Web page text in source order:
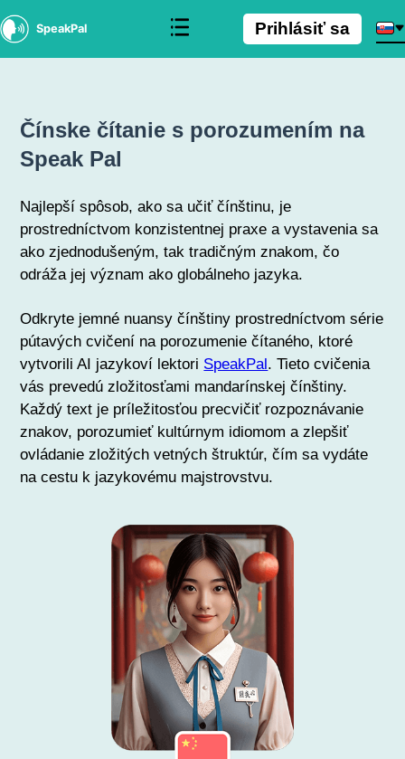
SpeakPal Prihlásiť sa
Čínske čítanie s porozumením na
Speak Pal
Najlepší spôsob, ako sa učiť čínštinu, je
prostredníctvom konzistentnej praxe a vystavenia sa
ako zjednodušeným, tak tradičným znakom, čo
odráža jej význam ako globálneho jazyka.
Odkryte jemné nuansy čínštiny prostredníctvom série
pútavých cvičení na porozumenie čítaného, ktoré
vytvorili AI jazykoví lektori SpeakPal. Tieto cvičenia
vás prevedú zložitosťami mandarínskej čínštiny.
Každý text je príležitosťou precvičiť rozpoznávanie
znakov, porozumieť kultúrnym idiomom a zlepšiť
ovládanie zložitých vetných štruktúr, čím sa vydáte
na cestu k jazykovému majstrovstvu.